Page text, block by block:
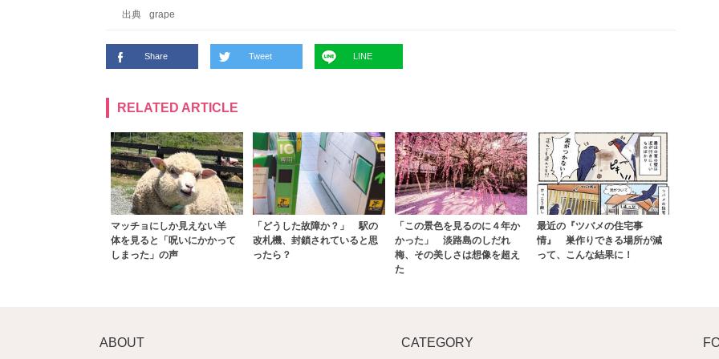
出典 grape
Share Tweet LINE
RELATED ARTICLE
マッチョにしか見えない羊
体を見ると「呪いにかかって
しまった」の声
「どうした故障か？」 駅の
改札機、封鎖されていると思
ったら？
「この景色を見るのに４年か
かった」 淡路島のしだれ
梅、その美しさは想像を超え
た
最近の『ツバメの住宅事
情』 巣作りできる場所が減
って、こんな結果に！
ABOUT CATEGORY